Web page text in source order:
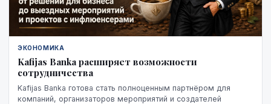
ЭКОНОМИКА
Kafijas Banka расширяет возможности
сотрудничества
Kafijas Banka готова стать полноценным партнёром для
компаний, организаторов мероприятий и создателей